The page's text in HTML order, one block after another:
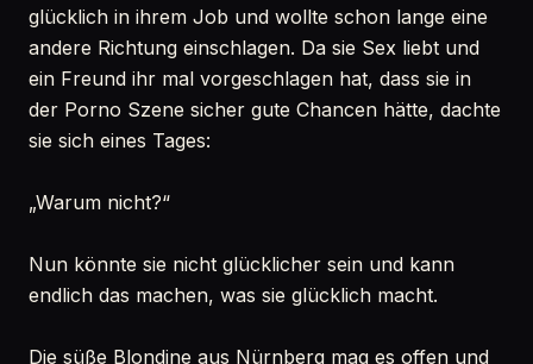
glücklich in ihrem Job und wollte schon lange eine
andere Richtung einschlagen. Da sie Sex liebt und
ein Freund ihr mal vorgeschlagen hat, dass sie in
der Porno Szene sicher gute Chancen hätte, dachte
sie sich eines Tages:
„Warum nicht?“
Nun könnte sie nicht glücklicher sein und kann
endlich das machen, was sie glücklich macht.
Die süße Blondine aus Nürnberg mag es offen und